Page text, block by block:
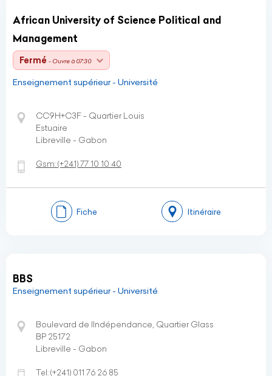
African University of Science Political and
Management
Fermé - Ouvre à 07:30
Enseignement supérieur - Université
CC9H+C3F - Quartier Louis
Estuaire
Libreville - Gabon
Gsm:(+241)77 10 10 40
Fiche Itinéraire
BBS
Enseignement supérieur - Université
Boulevard de lIndépendance, Quartier Glass
BP 25172
Libreville - Gabon
Tel:(+241) 011 76 26 85